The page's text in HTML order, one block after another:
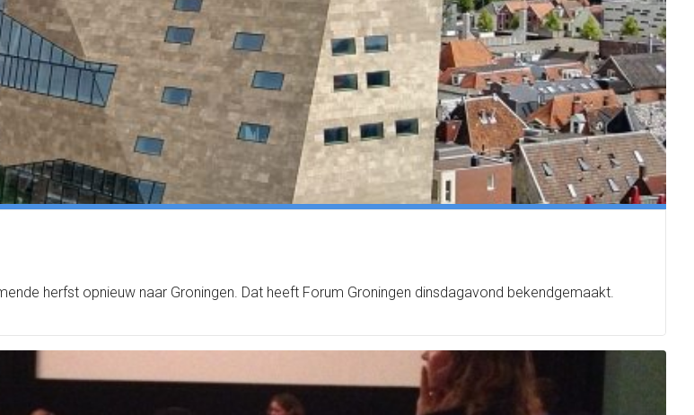
herfst opnieuw naar Groningen. Dat heeft Forum Groningen dinsdagavond bekendgemaakt.